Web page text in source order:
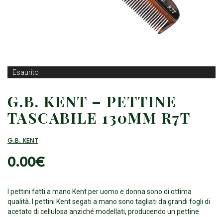
G.B. KENT – PETTINE
TASCABILE 130MM R7T
G.B. KENT
I pettini fatti a mano Kent per uomo e donna sono di ottima
qualità. I pettini Kent segati a mano sono tagliati da grandi fogli di
acetato di cellulosa anziché modellati, producendo un pettine
0.00€
Esaurito